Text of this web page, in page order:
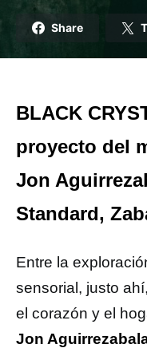
Share
BLACK
proyecto del
Jon
Standard,
Entre la
sensorial, justo
el corazón y el
Jon